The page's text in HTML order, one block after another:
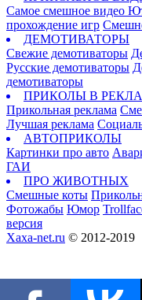
Самое смешное видео
прохождение игр
ДЕМОТИВАТОРЫ
Свежие демотиваторы
Русские демотиваторы
демотиваторы
ПРИКОЛЫ В
Прикольная реклама
Лучшая реклама
АВТОПРИКОЛЫ
Картинки про авто
ГАИ
ПРО ЖИВОТНЫХ
Смешные коты
Фотожабы Юмор
версия
Xaxa-net.ru © 2012-2019